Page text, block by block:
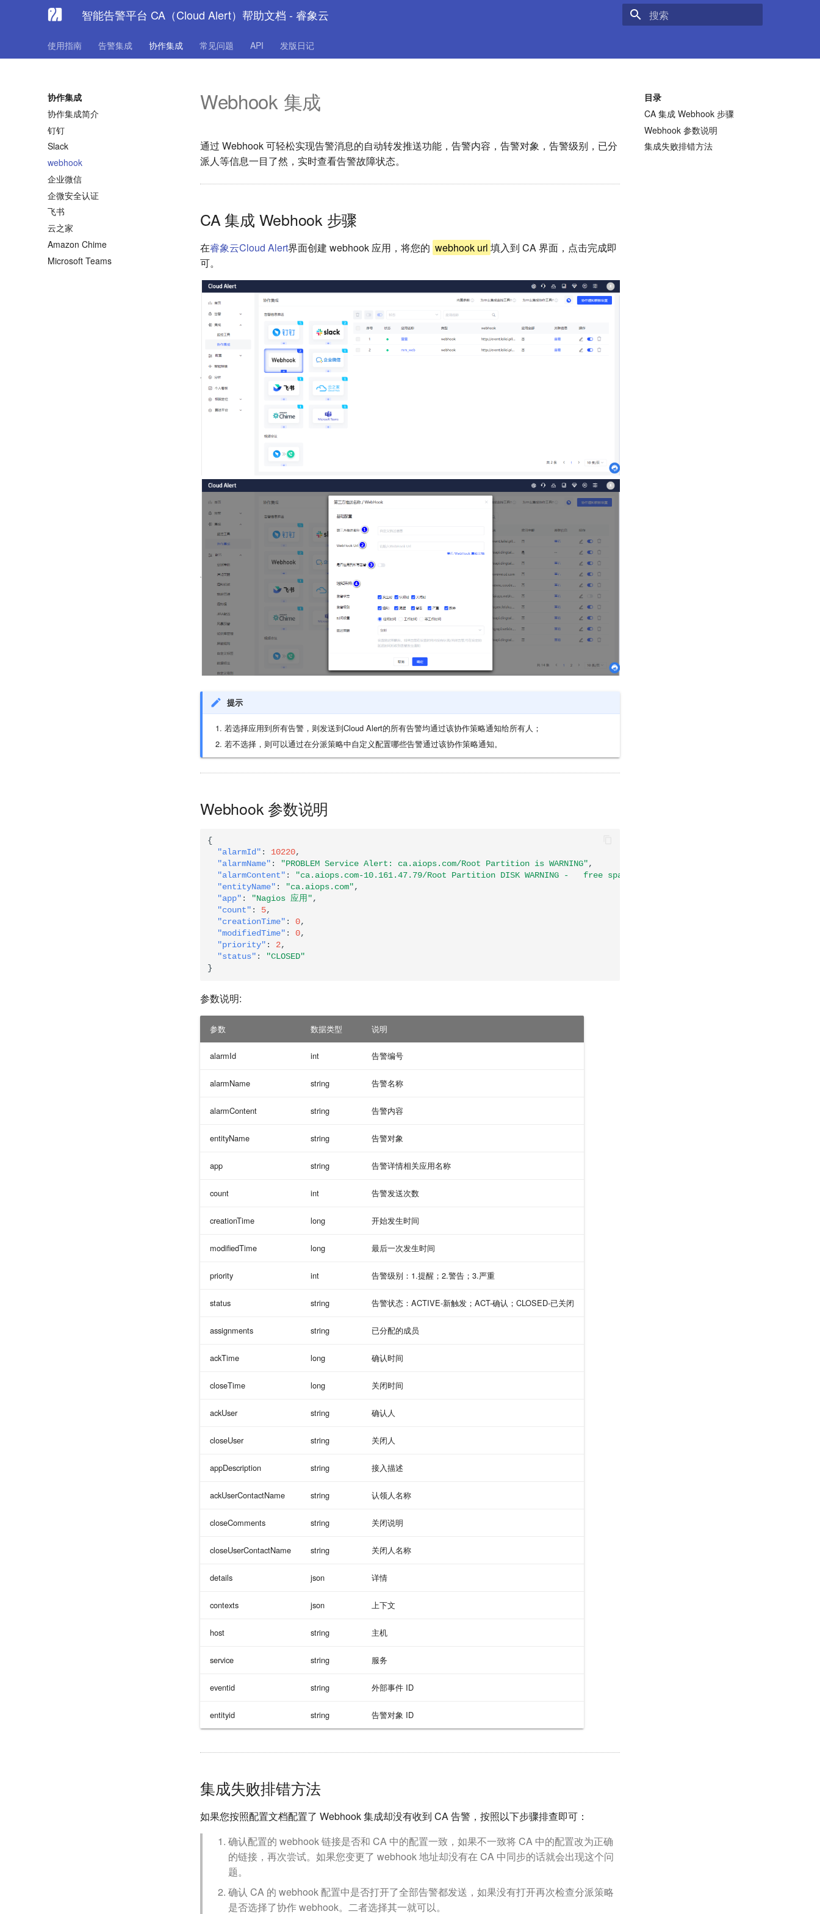
智能告警平台 CA（Cloud Alert）帮助文档 - 睿象云
使用指南 告警集成 协作集成 常见问题 API 发版日记
协作集成
协作集成简介
钉钉
Slack
webhook
企业微信
企微安全认证
飞书
云之家
Amazon Chime
Microsoft Teams
目录
CA 集成 Webhook 步骤
Webhook 参数说明
集成失败排错方法
Webhook 集成
通过 Webhook 可轻松实现告警消息的自动转发推送功能，告警内容，告警对象，告警级别，已分
派人等信息一目了然，实时查看告警故障状态。
CA 集成 Webhook 步骤
在睿象云Cloud Alert界面创建 webhook 应用，将您的 webhook url 填入到 CA 界面，点击完成即
可。
提示
若选择应用到所有告警，则发送到Cloud Alert的所有告警均通过该协作策略通知给所有人；
若不选择，则可以通过在分派策略中自定义配置哪些告警通过该协作策略通知。
Webhook 参数说明
{
"alarmId" : 10220,
"alarmName" : "PROBLEM Service Alert: ca.aiops.com/Root Partition is WARNING" ,
"alarmContent" : "ca.aiops.com-10.161.47.79/Root Partition DISK WARNING -   free space: / 4095 MB (21% inode=93%):"
"entityName" : "ca.aiops.com" ,
"app" : "Nagios 应用" ,
"count" : 5,
"creationTime" : 0,
"modifiedTime" : 0,
"priority" : 2,
"status" :
"CLOSED"
}
参数说明:
参数 数据类型 说明
alarmId int 告警编号
alarmName string 告警名称
alarmContent string 告警内容
entityName string 告警对象
app string 告警详情相关应用名称
count int 告警发送次数
creationTime long 开始发生时间
modifiedTime long 最后一次发生时间
priority int 告警级别：1.提醒；2.警告；3.严重
status string 告警状态：ACTIVE-新触发；ACT-确认；CLOSED-已关闭
assignments string 已分配的成员
ackTime long 确认时间
closeTime long 关闭时间
ackUser string 确认人
closeUser string 关闭人
appDescription string 接入描述
ackUserContactName string 认领人名称
closeComments string 关闭说明
closeUserContactName string 关闭人名称
details json 详情
contexts json 上下文
host string 主机
service string 服务
eventid string 外部事件 ID
entityid string 告警对象 ID
集成失败排错方法
如果您按照配置文档配置了 Webhook 集成却没有收到 CA 告警，按照以下步骤排查即可：
确认配置的 webhook 链接是否和 CA 中的配置一致，如果不一致将 CA 中的配置改为正确
的链接，再次尝试。如果您变更了 webhook 地址却没有在 CA 中同步的话就会出现这个问
题。
确认 CA 的 webhook 配置中是否打开了全部告警都发送，如果没有打开再次检查分派策略
是否选择了协作 webhook。二者选择其一就可以。